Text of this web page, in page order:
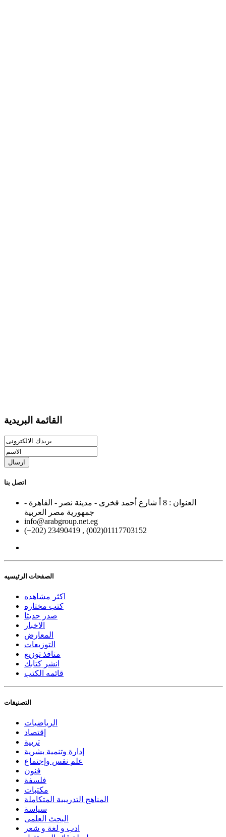
القائمة البريدية
ارسال
اتصل بنا
العنوان : 8 أ شارع أحمد فخرى - مدينة نصر - القاهرة -
جمهورية مصر العربية
info@arabgroup.net.eg
(+202) 23490419 , (002)01117703152
الصفحات الرئيسيه
اكثر مشاهده
كتب مختاره
صدر حديثا
الاخبار
المعارض
التوزيعات
منافذ توزيع
انشر كتابك
قائمه الكتب
التصنيفات
الرياضيات
إقتصاد
تربية
إدارة وتنمية بشرية
علم نفس وإجتماع
فنون
فلسفة
مكتبات
المناهج التدريبية المتكاملة
سياسة
البحث العلمى
ادب و لغة و شعر